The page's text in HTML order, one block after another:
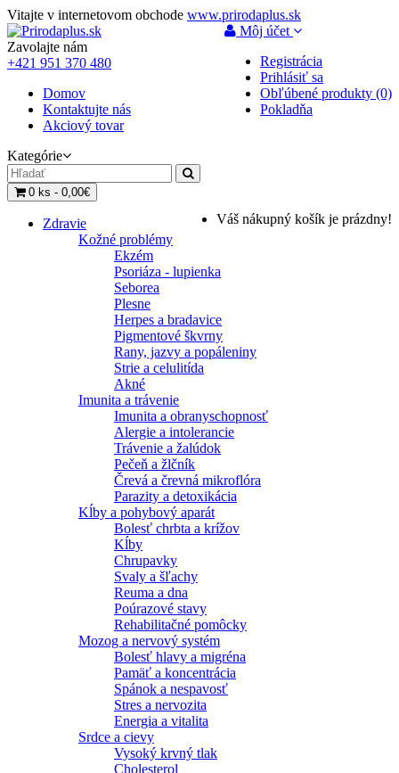
Vitajte v internetovom obchode www.prirodaplus.sk
Môj účet
Registrácia
Prihlásiť sa
Obľúbené produkty (0)
Pokladňa
Zavolajte nám
+421 951 370 480
Domov
Kontaktujte nás
Akciový tovar
Kategórie
0 ks - 0,00€
Váš nákupný košík je prázdny!
Zdravie
Kožné problémy
Ekzém
Psoriáza - lupienka
Seborea
Plesne
Herpes a bradavice
Pigmentové škvrny
Rany, jazvy a popáleniny
Strie a celulitída
Akné
Imunita a trávenie
Imunita a obranyschopnosť
Alergie a intolerancie
Trávenie a žalúdok
Pečeň a žlčník
Črevá a črevná mikroflóra
Parazity a detoxikácia
Kĺby a pohybový aparát
Bolesť chrbta a krížov
Kĺby
Chrupavky
Svaly a šľachy
Reuma a dna
Poúrazové stavy
Rehabilitačné pomôcky
Mozog a nervový systém
Bolesť hlavy a migréna
Pamäť a koncentrácia
Spánok a nespavosť
Stres a nervozita
Energia a vitalita
Srdce a cievy
Vysoký krvný tlak
Cholesterol